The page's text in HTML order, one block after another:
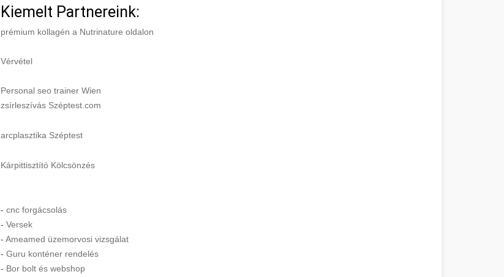
Kiemelt Partnereink:
prémium kollagén a Nutrinature oldalon
Vérvétel
Personal seo trainer Wien
zsírleszívás Széptest.com
arcplasztika Széptest
Kárpittisztító Kölcsönzés
- cnc forgácsolás
- Versek
- Ameamed üzemorvosi vizsgálat
- Guru konténer rendelés
- Bor bolt és webshop